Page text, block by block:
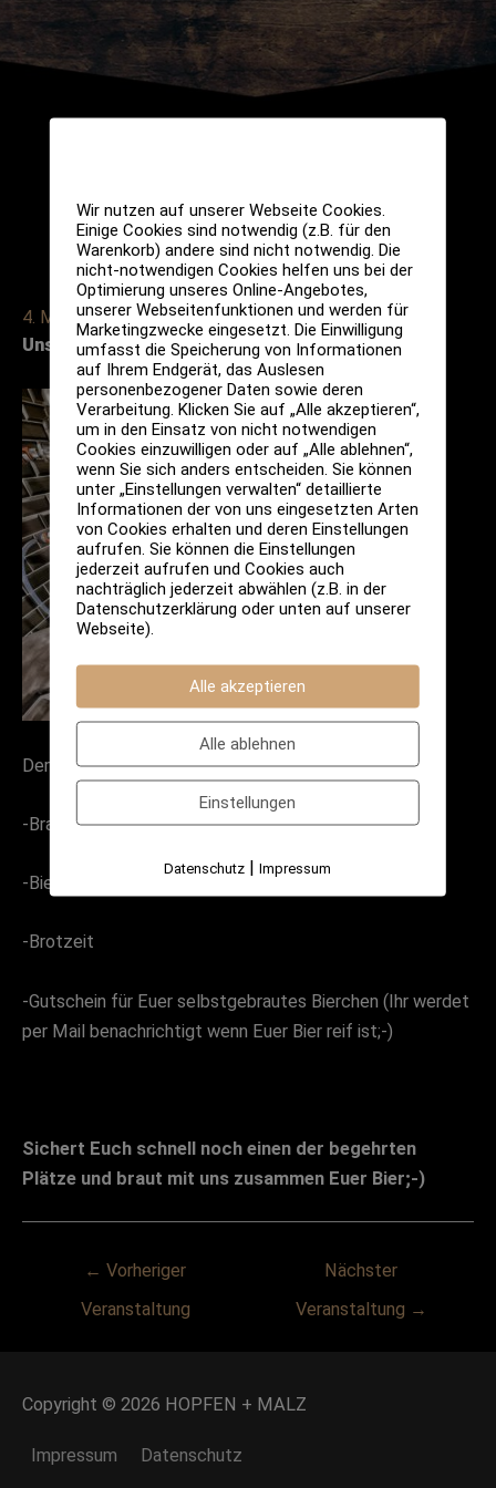
4. März 2023
Unser Braukurs am ersten Samstag im März!!!
Der Braukurs beinhaltet:
-Brauprozess von A-Z
-Biertasting
-Brotzeit
-Gutschein für Euer selbstgebrautes Bierchen (Ihr werdet
per Mail benachrichtigt wenn Euer Bier reif ist;-)
Sichert Euch schnell noch einen der begehrten
Plätze und braut mit uns zusammen Euer Bier;-)
← Vorheriger
Veranstaltung
Nächster
Veranstaltung →
Copyright © 2026 HOPFEN + MALZ
Impressum Datenschutz
Wir nutzen auf unserer Webseite Cookies.
Einige Cookies sind notwendig (z.B. für den
Warenkorb) andere sind nicht notwendig. Die
nicht-notwendigen Cookies helfen uns bei der
Optimierung unseres Online-Angebotes,
unserer Webseitenfunktionen und werden für
Marketingzwecke eingesetzt. Die Einwilligung
umfasst die Speicherung von Informationen
auf Ihrem Endgerät, das Auslesen
personenbezogener Daten sowie deren
Verarbeitung. Klicken Sie auf „Alle akzeptieren“,
um in den Einsatz von nicht notwendigen
Cookies einzuwilligen oder auf „Alle ablehnen“,
wenn Sie sich anders entscheiden. Sie können
unter „Einstellungen verwalten“ detaillierte
Informationen der von uns eingesetzten Arten
von Cookies erhalten und deren Einstellungen
aufrufen. Sie können die Einstellungen
jederzeit aufrufen und Cookies auch
nachträglich jederzeit abwählen (z.B. in der
Datenschutzerklärung oder unten auf unserer
Webseite).
Alle akzeptieren
Alle ablehnen
Einstellungen
Datenschutz |Impressum